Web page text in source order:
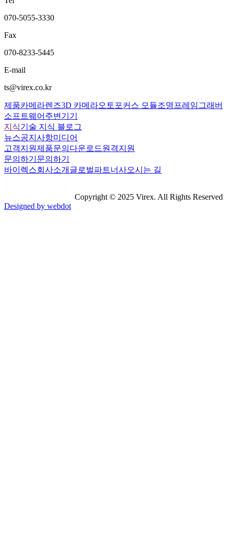
070-5055-3330
Fax
070-8233-5445
E-mail
ts@virex.co.kr
제품카메라렌즈3D 카메라오토포커스 모듈조명 프레임그래버
소프트웨어 주변기기
지식기술 지식 블로그
뉴스공지사항미디어
고객지원제품문의 다운로드원격지원
문의하기 문의하기
바이렉스회사소개 글로벌파트너사오시는 길
Copyright © 2025 Virex. All Rights Reserved
Designed by webdot